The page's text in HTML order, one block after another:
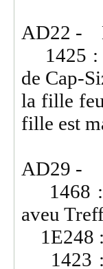
AD22 -
1425 :
de Cap-
la fille
fille est
AD29 -
1468 :
aveu
1E248
1423 :